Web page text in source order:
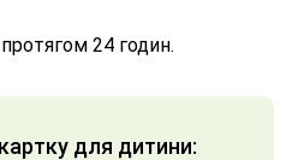
24 годин.
для дитини: